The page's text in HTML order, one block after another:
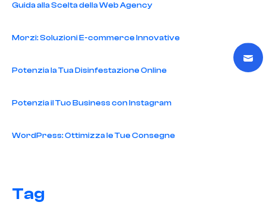
Guida alla Scelta della Web Agency
Morzi: Soluzioni E-commerce Innovative
Potenzia la Tua Disinfestazione Online
Potenzia il Tuo Business con Instagram
WordPress: Ottimizza le Tue Consegne
Tag